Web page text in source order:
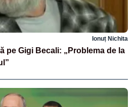
Ionuț Nichita
pe Gigi Becali: „Problema de la